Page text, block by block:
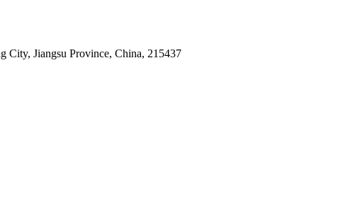
City, Jiangsu Province, China, 215437